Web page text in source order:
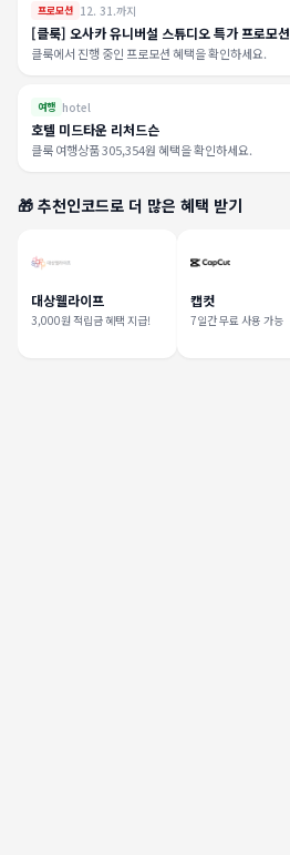
프로모션 12. 31.까지
[클룩] 오사카 유니버설 스튜디오 특가 프로모션
클룩에서 진행 중인 프로모션 혜택을 확인하세요.
여행 hotel
호텔 미드타운 리처드슨
클룩 여행상품 305,354원 혜택을 확인하세요.
🎁 추천인코드로 더 많은 혜택 받기
대상웰라이프
3,000원 적립금 혜택 지급!
캡컷
7일간 무료 사용 가능